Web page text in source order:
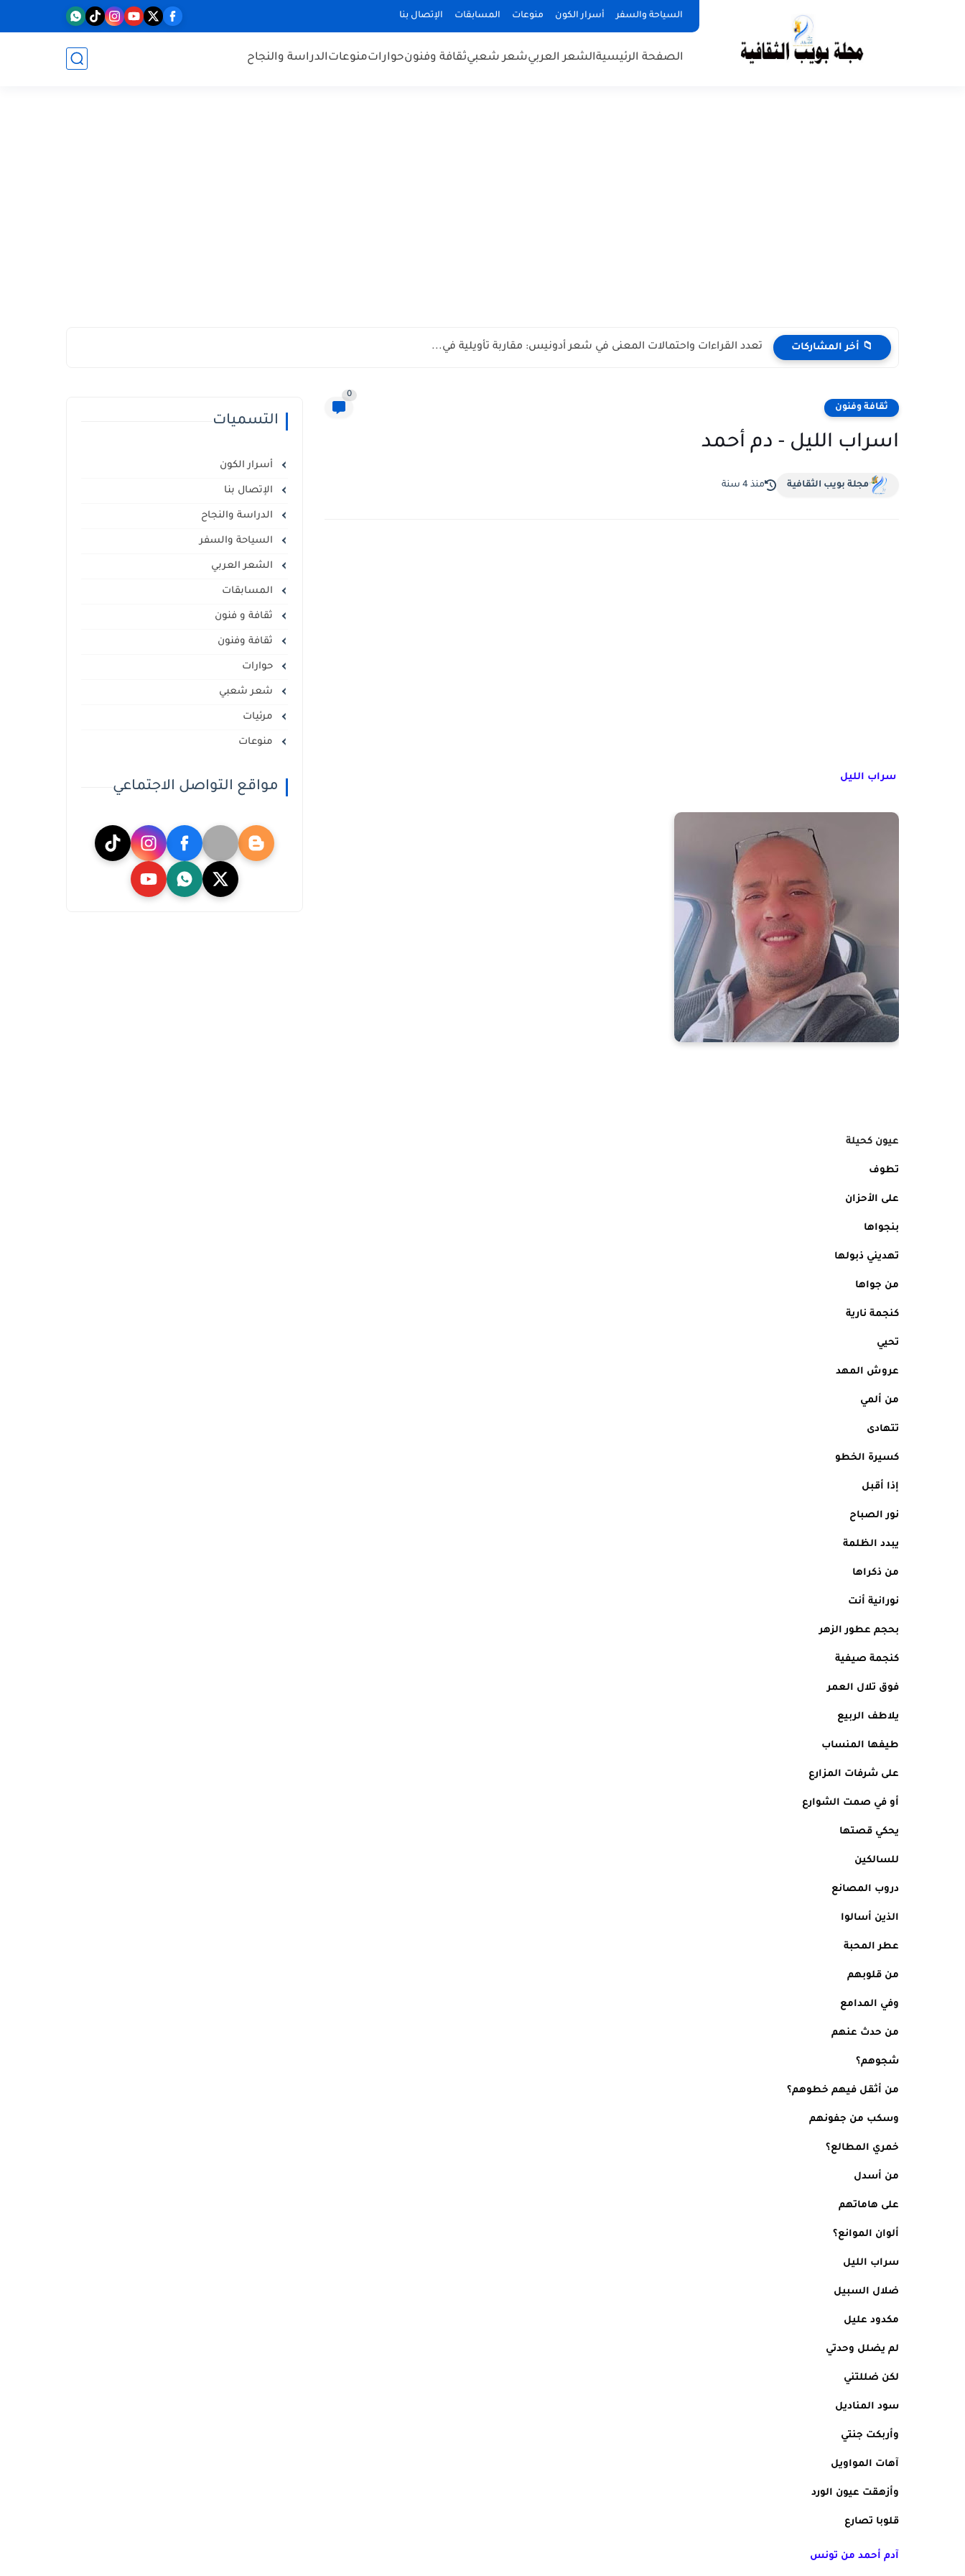
السياحة والسفر أسرار الكون منوعات المسابقات الإتصال بنا
الصفحة الرئيسيةالشعر العربيشعر شعبيثقافة وفنونحواراتمنوعاتالدراسة والنجاح
📁 أخر المشاركات تعدد القراءات واحتمالات المعنى في شعر أدونيس: مقاربة تأويلية في...
ثقافة وفنون
0
اسراب الليل - دم أحمد
مجلة بويب الثقافية منذ 4 سنة
سراب الليل
عيون كحيلة
تطوف
على الأحزان
بنجواها
تهديني ذبولها
من جواها
كنجمة نارية
تحيي
عروش المهد
من ألمي
تتهادى
كسيرة الخطو
إذا أقبل
نور الصباح
يبدد الظلمة
من ذكراها
نورانية أنت
بحجم عطور الزهر
كنجمة صيفية
فوق تلال العمر
يلاطف الربيع
طيفها المنساب
على شرفات المزارع
أو في صمت الشوارع
يحكي قصتها
للسالكين
دروب المصانع
الذين أسالوا
عطر المحبة
من قلوبهم
وفي المدامع
من حدث عنهم
شجوهم؟
من أثقل فيهم خطوهم؟
وسكب من جفونهم
خمري المطالع؟
من أسدل
على هاماتهم
ألوان الموانع؟
سراب الليل
ضلال السبيل
مكدود عليل
لم يضلل وحدتي
لكن ضللتني
سود المناديل
وأربكت جنتي
آهات المواويل
وأزهقت عيون الورد
قلوبا تصارع
آدم أحمد من تونس
التسميات
أسرار الكون
الإتصال بنا
الدراسة والنجاح
السياحة والسفر
الشعر العربي
المسابقات
ثقافة و فنون
ثقافة وفنون
حوارات
شعر شعبي
مرئيات
منوعات
مواقع التواصل الاجتماعي